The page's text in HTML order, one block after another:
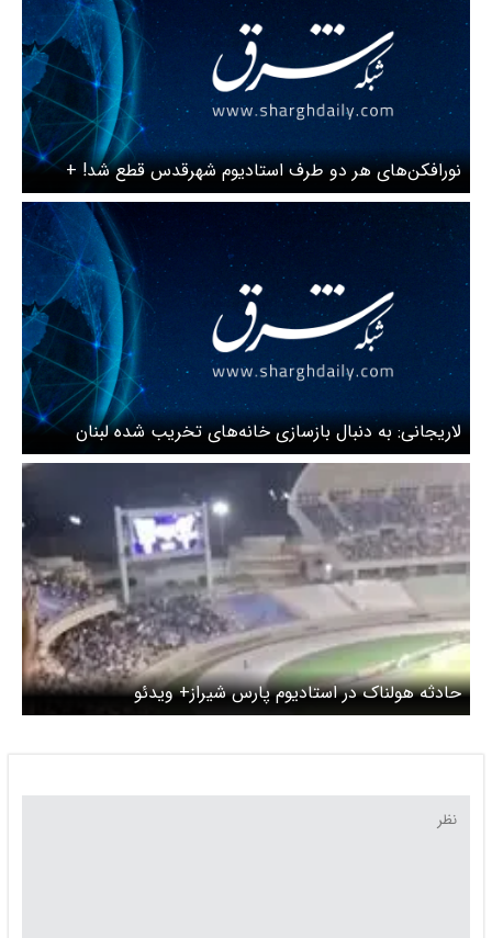
نورافکن‌های هر دو طرف استادیوم شهرقدس قطع شد! +
ویدئو
لاریجانی: به دنبال بازسازی خانه‌های تخریب شده لبنان
هستیم + ویدئو
حادثه هولناک در استادیوم پارس شیراز+ ویدئو